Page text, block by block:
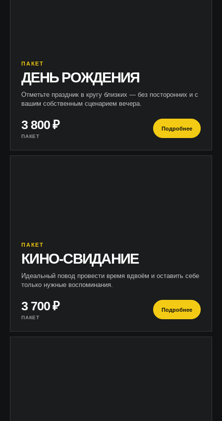
ПАКЕТ
ДЕНЬ РОЖДЕНИЯ
Отметьте праздник в кругу близких — без посторонних и с
вашим собственным сценарием вечера.
3 800 ₽
ПАКЕТ
Подробнее
ПАКЕТ
КИНО-СВИДАНИЕ
Идеальный повод провести время вдвоём и оставить себе
только нужные воспоминания.
3 700 ₽
ПАКЕТ
Подробнее